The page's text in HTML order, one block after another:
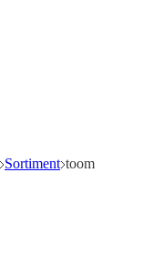
Sortiment toom